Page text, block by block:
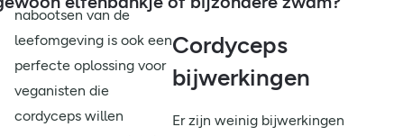
nabootsen van de
leefomgeving is ook een
perfecte oplossing voor
veganisten die
cordyceps willen
Cordyceps
bijwerkingen
Er zijn weinig bijwerkingen